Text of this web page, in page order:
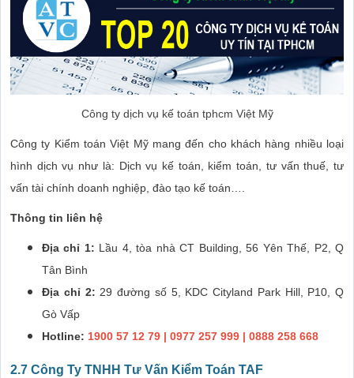
Công ty dịch vụ kế toán tphcm Việt Mỹ
Công ty Kiểm toán Việt Mỹ mang đến cho khách hàng nhiều loại
hình dịch vụ như là: Dịch vụ kế toán, kiểm toán, tư vấn thuế, tư
vấn tài chính doanh nghiệp, đào tạo kế toán….
Thông tin liên hệ
Địa chỉ 1: Lầu 4, tòa nhà CT Building, 56 Yên Thế, P2, Q
Tân Bình
Địa chỉ 2: 29 đường số 5, KDC Cityland Park Hill, P10, Q
Gò Vấp
Hotline: 1900 57 12 79 | 0977 257 999 | 0888 258 668
2.7 Công Ty TNHH Tư Vấn Kiểm Toán TAF